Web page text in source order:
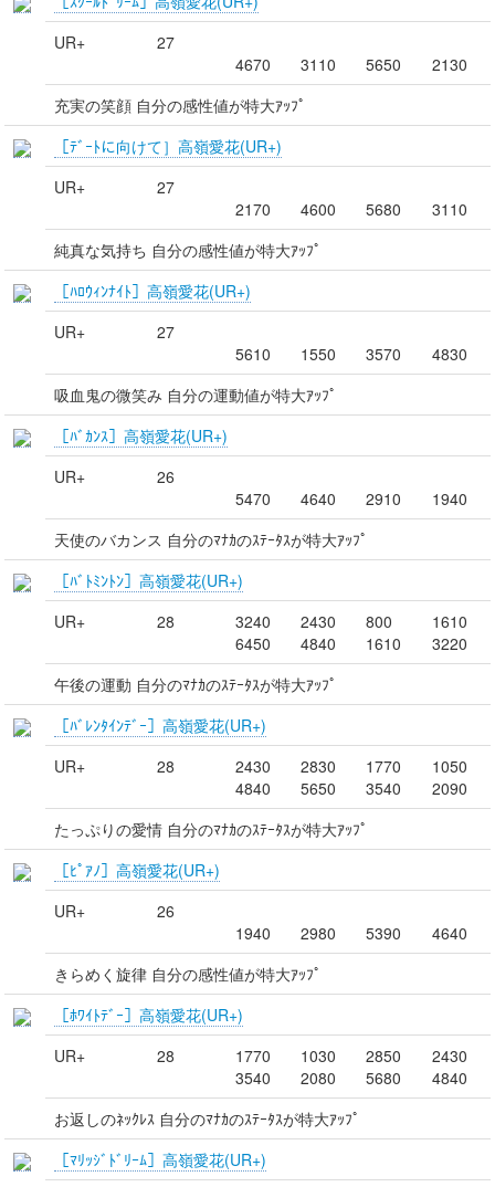
UR+
27
4670
3110 5650
2130
充実の笑顔 自分の感性値が特大ｱｯﾌﾟ
［ﾃﾞｰﾄに向けて］高嶺愛花(UR+)
UR+
27
2170
4600 5680
3110
純真な気持ち 自分の感性値が特大ｱｯﾌﾟ
［ﾊﾛｳｨﾝﾅｲﾄ］高嶺愛花(UR+)
UR+
27
5610
1550 3570
4830
吸血鬼の微笑み 自分の運動値が特大ｱｯﾌﾟ
［ﾊﾞｶﾝｽ］高嶺愛花(UR+)
UR+
26
5470
4640 2910
1940
天使のバカンス 自分のﾏﾅｶのｽﾃｰﾀｽが特大ｱｯﾌﾟ
［ﾊﾞﾄﾐﾝﾄﾝ］高嶺愛花(UR+)
UR+
28
3240
6450
2430
4840
800
1610
1610
3220
午後の運動 自分のﾏﾅｶのｽﾃｰﾀｽが特大ｱｯﾌﾟ
［ﾊﾞﾚﾝﾀｲﾝﾃﾞｰ］高嶺愛花(UR+)
UR+
28
2430
4840
2830
5650
1770
3540
1050
2090
たっぷりの愛情 自分のﾏﾅｶのｽﾃｰﾀｽが特大ｱｯﾌﾟ
［ﾋﾟｱﾉ］高嶺愛花(UR+)
UR+
26
1940
2980 5390
4640
きらめく旋律 自分の感性値が特大ｱｯﾌﾟ
［ﾎﾜｲﾄﾃﾞｰ］高嶺愛花(UR+)
UR+
28
1770
3540
1030
2080
2850
5680
2430
4840
お返しのﾈｯｸﾚｽ 自分のﾏﾅｶのｽﾃｰﾀｽが特大ｱｯﾌﾟ
［ﾏﾘｯｼﾞﾄﾞﾘｰﾑ］高嶺愛花(UR+)